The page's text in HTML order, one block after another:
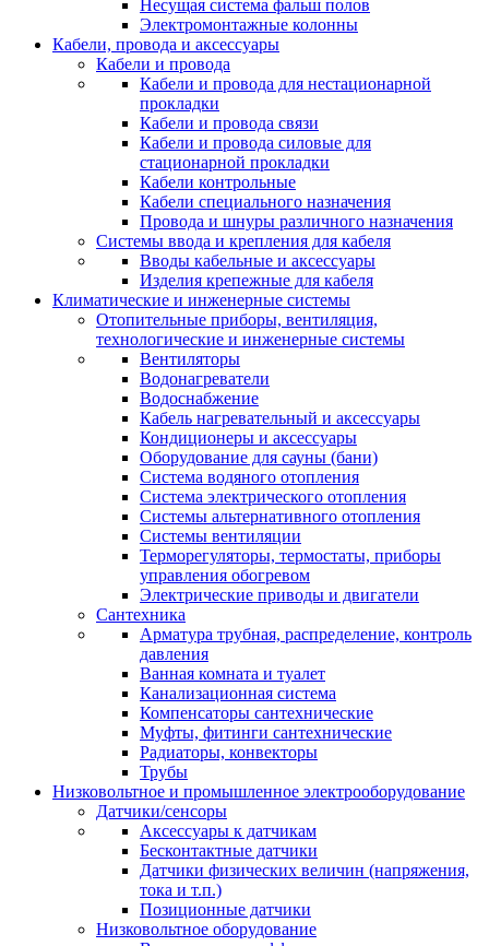
Несущая система фальш полов
Электромонтажные колонны
Кабели, провода и аксессуары
Кабели и провода
Кабели и провода для нестационарной
прокладки
Кабели и провода связи
Кабели и провода силовые для
стационарной прокладки
Кабели контрольные
Кабели специального назначения
Провода и шнуры различного назначения
Системы ввода и крепления для кабеля
Вводы кабельные и аксессуары
Изделия крепежные для кабеля
Климатические и инженерные системы
Отопительные приборы, вентиляция,
технологические и инженерные системы
Вентиляторы
Водонагреватели
Водоснабжение
Кабель нагревательный и аксессуары
Кондиционеры и аксессуары
Оборудование для сауны (бани)
Система водяного отопления
Система электрического отопления
Системы альтернативного отопления
Системы вентиляции
Терморегуляторы, термостаты, приборы
управления обогревом
Электрические приводы и двигатели
Сантехника
Арматура трубная, распределение, контроль
давления
Ванная комната и туалет
Канализационная система
Компенсаторы сантехнические
Муфты, фитинги сантехнические
Радиаторы, конвекторы
Трубы
Низковольтное и промышленное электрооборудование
Датчики/сенсоры
Аксессуары к датчикам
Бесконтактные датчики
Датчики физических величин (напряжения,
тока и т.п.)
Позиционные датчики
Низковольтное оборудование